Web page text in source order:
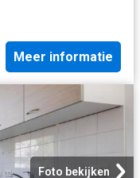
Meer informatie
Foto bekijken